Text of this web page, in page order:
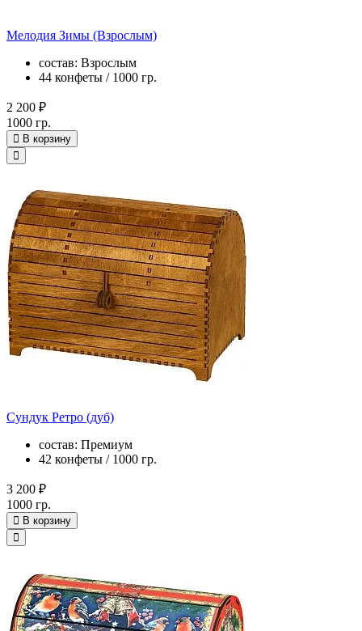
Мелодия Зимы (Взрослым)
состав: Взрослым
44 конфеты / 1000 гр.
2 200 ₽
1000 гр.
В корзину
Сундук Ретро (дуб)
состав: Премиум
42 конфеты / 1000 гр.
3 200 ₽
1000 гр.
В корзину